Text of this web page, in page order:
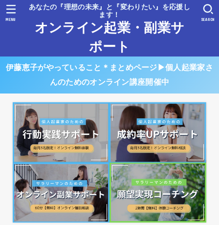
あなたの『理想の未来』と『変わりたい』を応援し
ます！
オンライン起業・副業サ
ポート
SEARCH
MENU
伊藤恵子がやっていること＊まとめページ▶︎個人起業家さ
んのためのオンライン講座開催中